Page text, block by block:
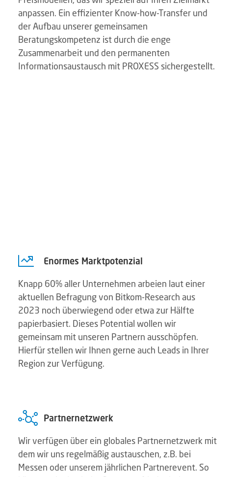
anpassen. Ein effizienter Know-how-Transfer und
der Aufbau unserer gemeinsamen
Beratungskompetenz ist durch die enge
Zusammenarbeit und den permanenten
Informationsaustausch mit PROXESS sichergestellt.
Enormes Marktpotenzial
Knapp 60% aller Unternehmen arbeien laut einer
aktuellen Befragung von Bitkom-Research aus
2023 noch überwiegend oder etwa zur Hälfte
papierbasiert. Dieses Potential wollen wir
gemeinsam mit unseren Partnern ausschöpfen.
Hierfür stellen wir Ihnen gerne auch Leads in Ihrer
Region zur Verfügung.
Partnernetzwerk
Wir verfügen über ein globales Partnernetzwerk mit
dem wir uns regelmäßig austauschen, z.B. bei
Messen oder unserem jährlichen Partnerevent. So